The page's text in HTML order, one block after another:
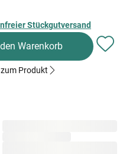
Stückgutversand
Warenkorb
Produkt